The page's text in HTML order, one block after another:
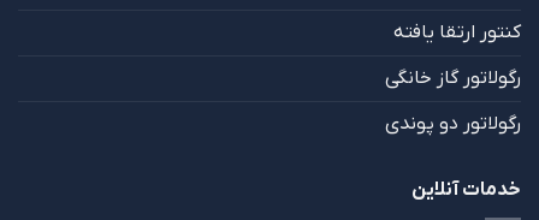
کنتور ارتقا یافته
رگولاتور گاز خانگی
رگولاتور دو پوندی
خدمات آنلاین